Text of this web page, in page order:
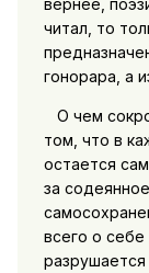
читал, то
гонорара, а
О чем
том, что в
остается
за
всего о себе